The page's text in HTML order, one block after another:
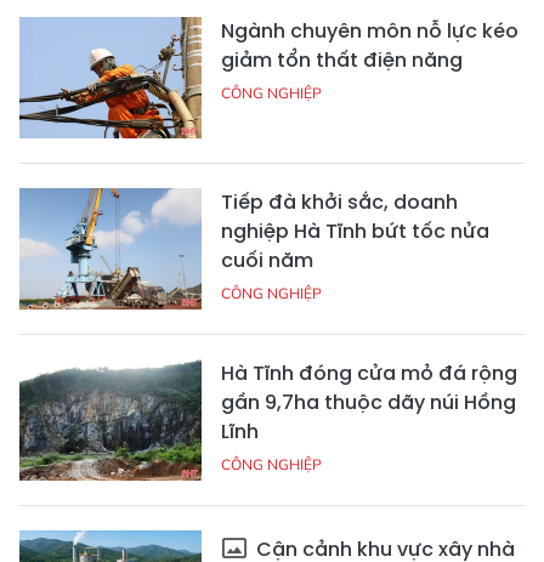
Ngành chuyên môn nỗ lực kéo
giảm tổn thất điện năng
CÔNG NGHIỆP
Tiếp đà khởi sắc, doanh
nghiệp Hà Tĩnh bứt tốc nửa
cuối năm
CÔNG NGHIỆP
Hà Tĩnh đóng cửa mỏ đá rộng
gần 9,7ha thuộc dãy núi Hồng
Lĩnh
CÔNG NGHIỆP
Cận cảnh khu vực xây nhà